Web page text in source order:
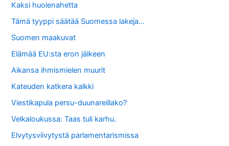
Kaksi huolenahetta
Tämä tyyppi säätää Suomessa lakeja…
Suomen maakuvat
Elämää EU:sta eron jälkeen
Aikansa ihmismielen muurit
Kateuden katkera kalkki
Viestikapula persu-duunareillako?
Velkaloukussa: Taas tuli karhu.
Elvytysviivytystä parlamentarismissa